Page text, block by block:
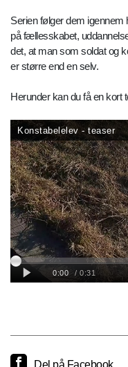
Serien følger dem
på fællesskabet,
det, at man som soldat og
er større end en selv.
Herunder kan du få en kort